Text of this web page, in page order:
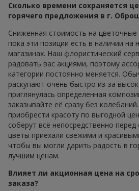
Сколько времени сохраняется
горячего предложения в г.
Сниженная стоимость на
пока эти позиции есть в наличии на
магазинах. Наш флористический
радовать вас акциями, поэтому
категории постоянно меняется.
раскупают очень быстро из-за
приглянулась определенная
заказывайте её сразу без
приобрести красоту по выгодной
соберут всё непосредственно
цветы приехали свежими и
чтобы вы могли дарить радость в
лучшим ценам.
Влияет ли акционная цена на
заказа?